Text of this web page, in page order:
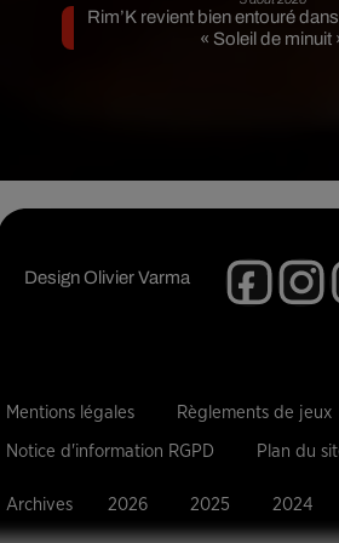
Rim’K revient bien entouré
« Soleil de minuit
DesignOlivier Varma
Mentions légales Règlements de jeux
Notice d'information RGPD Plan du
Archives 2026 2025 2024